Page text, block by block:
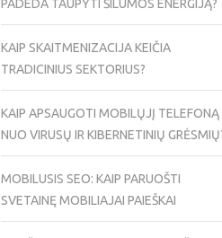
PADEDA TAUPYTI ŠILUMOS ENERGIJĄ?
KAIP SKAITMENIZACIJA KEIČIA
TRADICINIUS SEKTORIUS?
KAIP APSAUGOTI MOBILŲJĮ TELEFONĄ
NUO VIRUSŲ IR KIBERNETINIŲ
MOBILUSIS SEO: KAIP PARUOŠTI
SVETAINĘ MOBILIAJAI PAIEŠKAI